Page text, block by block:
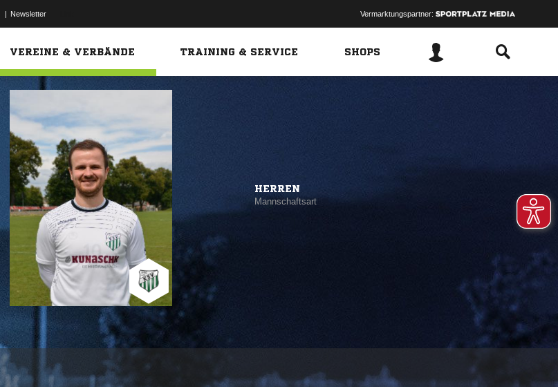
| Newsletter Vermarktungspartner:
VEREINE & VERBÄNDE TRAINING & SERVICE SHOPS
HERREN
Mannschaftsart